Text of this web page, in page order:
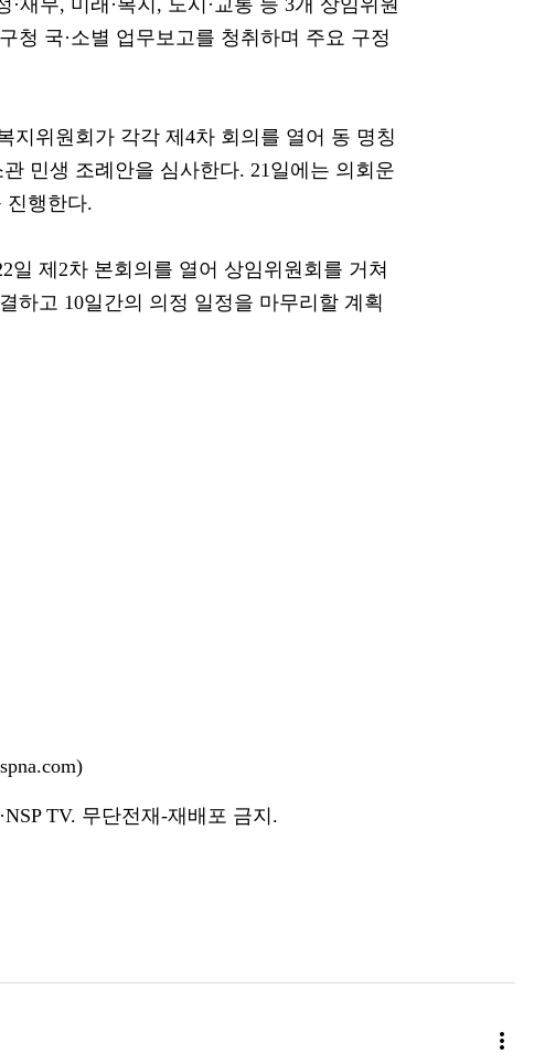
청 국·소별 업무보고를 청취하며 주요 구정
지위원회가 각각 제4차 회의를 열어 동 명칭
민생 조례안을 심사한다. 21일에는 의회운
진행한다.
일 제2차 본회의를 열어 상임위원회를 거쳐
하고 10일간의 의정 일정을 마무리할 계획
TV. 무단전재-재배포 금지.
more_vert